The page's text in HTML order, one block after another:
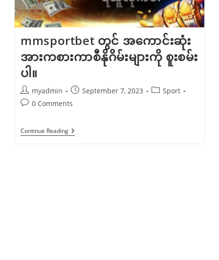
mmsportbet တွင် အကောင်းဆုံး
အားကစားကာစီနိုဂိမ်းများကို စူးစမ်း
ပါ။
Post
author:
myadmin
Post
published:
September 7, 2023
PostSport
Post0 Comments
Continue ReadingMmsportbet
တွင်